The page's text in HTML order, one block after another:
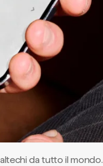
da tutto il mondo.